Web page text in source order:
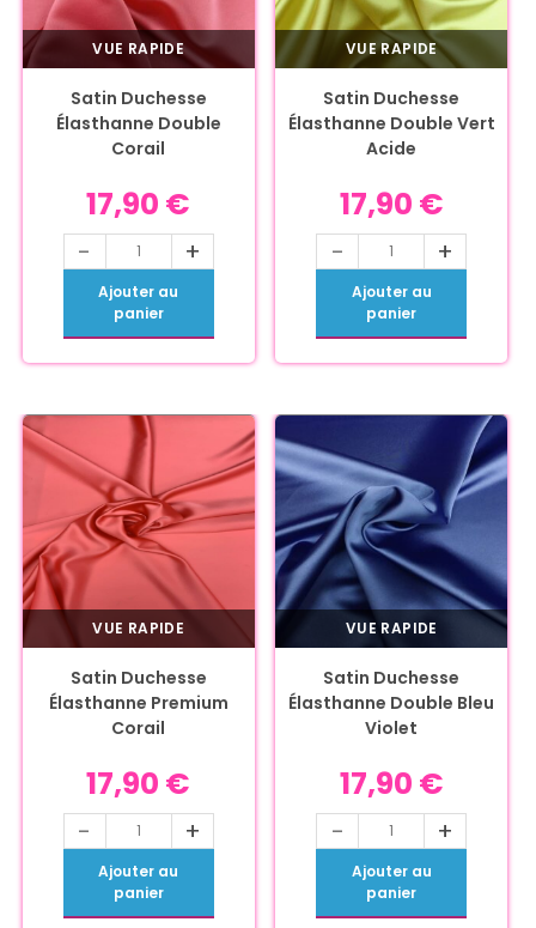
VUE RAPIDE
Satin Duchesse
Élasthanne Double
Corail
17,90 €
- +
Ajouter au
panier
VUE RAPIDE
Satin Duchesse
Élasthanne Double Vert
Acide
17,90 €
- +
Ajouter au
panier
VUE RAPIDE
Satin Duchesse
Élasthanne Premium
Corail
17,90 €
- +
Ajouter au
panier
VUE RAPIDE
Satin Duchesse
Élasthanne Double Bleu
Violet
17,90 €
- +
Ajouter au
panier